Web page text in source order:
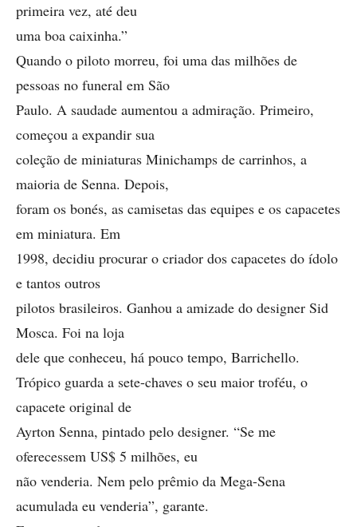
primeira vez, até deu
uma boa caixinha.”
Quando o piloto morreu, foi uma das milhões de
pessoas no funeral em São
Paulo. A saudade aumentou a admiração. Primeiro,
começou a expandir sua
coleção de miniaturas Minichamps de carrinhos, a
maioria de Senna. Depois,
foram os bonés, as camisetas das equipes e os capacetes
em miniatura. Em
1998, decidiu procurar o criador dos capacetes do ídolo
e tantos outros
pilotos brasileiros. Ganhou a amizade do designer Sid
Mosca. Foi na loja
dele que conheceu, há pouco tempo, Barrichello.
Trópico guarda a sete-chaves o seu maior troféu, o
capacete original de
Ayrton Senna, pintado pelo designer. “Se me
oferecessem US$ 5 milhões, eu
não venderia. Nem pelo prêmio da Mega-Sena
acumulada eu venderia”, garante.